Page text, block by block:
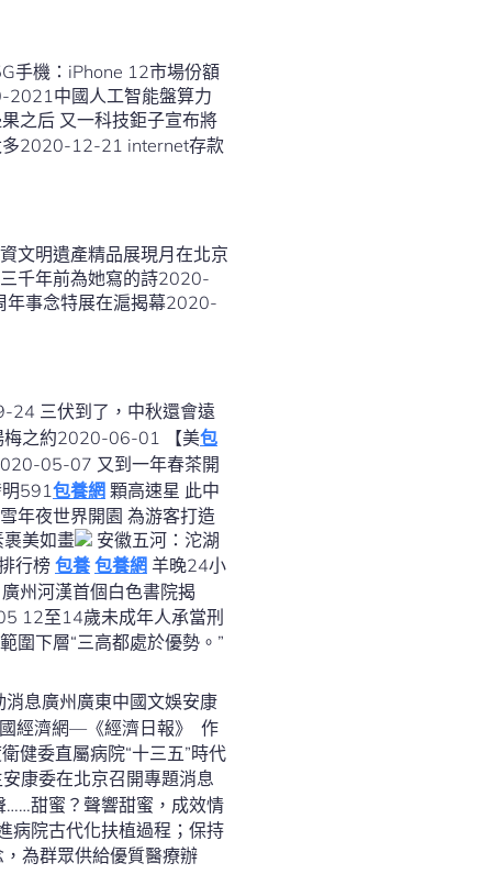
手機：iPhone 12市場份額
中國人工智能盤算力
之后 又一科技鉅子宣布將
2020-12-21 internet存款
文明遺產精品展現月在北京
千年前為她寫的詩2020-
事念特展在滬揭幕2020-
梅之約2020-06-01 【美包
591包養網 顆高速星 此中
美如畫
行榜 包養 包養網
甜蜜？聲響甜蜜，成效情
病院古代化扶植過程；保持
為群眾供給優質醫療辦